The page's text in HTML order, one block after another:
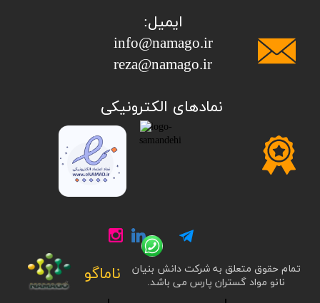
تمام حقوق متعلق به شرکت دانش بنیان
نانو مواد گستران پارس می باشد.
ناماگو
ایمیل:
info@namago.ir
​​​​​​​reza@namago.ir
​نمادهای الکترونیکی